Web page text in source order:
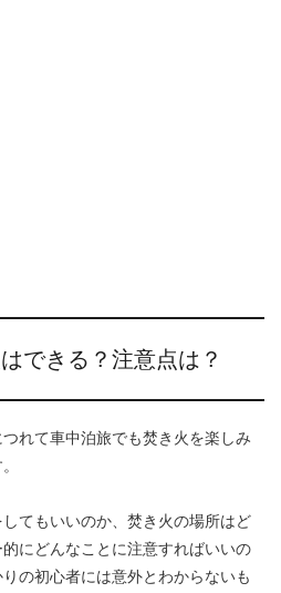
できる？注意点は？
れて車中泊旅でも焚き火を楽しみ
てもいいのか、焚き火の場所はど
にどんなことに注意すればいいの
の初心者には意外とわからないも